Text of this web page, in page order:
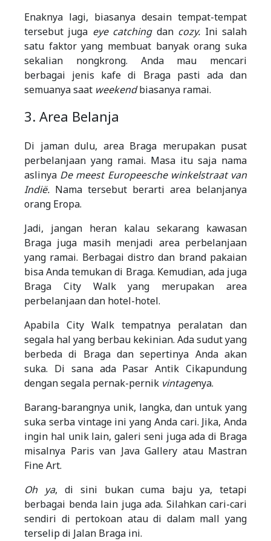
Enaknya lagi, biasanya desain tempat-tempat
tersebut juga eye catching dan cozy. Ini salah
satu faktor yang membuat banyak orang suka
sekalian nongkrong. Anda mau mencari
berbagai jenis kafe di Braga pasti ada dan
semuanya saat weekendbiasanya ramai.
3. Area Belanja
Di jaman dulu, area Braga merupakan pusat
perbelanjaan yang ramai. Masa itu saja nama
aslinya De meest Europeesche winkelstraat van
Indië. Nama tersebut berarti area belanjanya
orang Eropa.
Jadi, jangan heran kalau sekarang kawasan
Braga juga masih menjadi area perbelanjaan
yang ramai. Berbagai distro dan brand pakaian
bisa Anda temukan di Braga. Kemudian, ada juga
Braga City Walk yang merupakan area
perbelanjaan dan hotel-hotel.
Apabila City Walk tempatnya peralatan dan
segala hal yang berbau kekinian. Ada sudut yang
berbeda di Braga dan sepertinya Anda akan
suka. Di sana ada Pasar Antik Cikapundung
dengan segala pernak-pernik vintagenya.
Barang-barangnya unik, langka, dan untuk yang
suka serba vintage ini yang Anda cari. Jika, Anda
ingin hal unik lain, galeri seni juga ada di Braga
misalnya Paris van Java Gallery atau Mastran
Fine Art.
Oh ya, di sini bukan cuma baju ya, tetapi
berbagai benda lain juga ada. Silahkan cari-cari
sendiri di pertokoan atau di dalam mall yang
terselip di Jalan Braga ini.